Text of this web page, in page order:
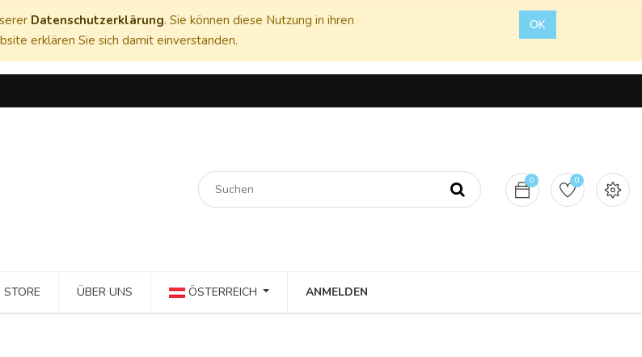
Datenschutzerklärung. Sie können diese Nutzung in ihren
erklären Sie sich damit einverstanden.
OK
0 0
STORE ÜBER UNS ÖSTERREICH ANMELDEN